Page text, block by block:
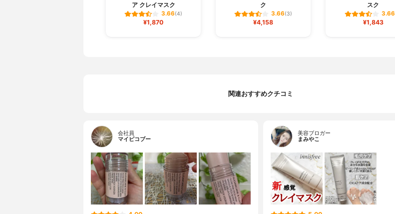
ア クレイマスク
3.66(4)
¥1,870
ク
3.66(3)
¥4,158
スク
3.66
¥1,843
関連おすすめクチコミ
会社員
マイピコブー
美容ブロガー
まみやこ